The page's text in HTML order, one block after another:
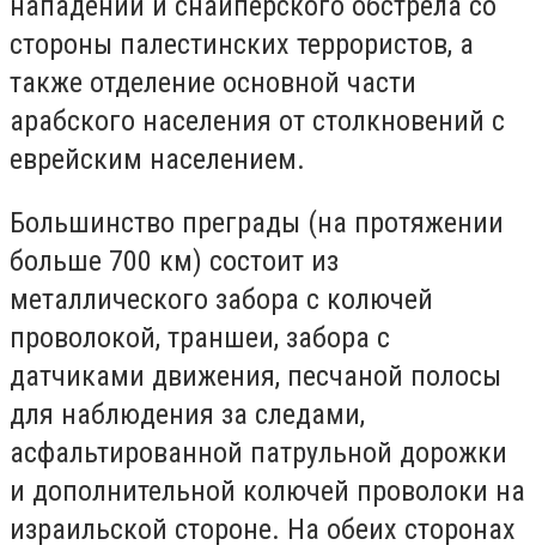
стороны палестинских террористов, а
также отделение основной части
арабского населения от столкновений с
еврейским населением.
Большинство преграды (на протяжении
больше 700 км) состоит из
металлического забора с колючей
проволокой, траншеи, забора с
датчиками движения, песчаной полосы
для наблюдения за следами,
асфальтированной патрульной дорожки
и дополнительной колючей проволоки на
израильской стороне. На обеих сторонах